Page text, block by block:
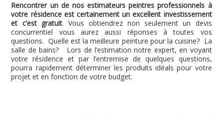
Rencontrer un de nos estimateurs peintres professionnels à
votre résidence est certainement un excellent investissement
et c’est gratuit. Vous obtiendrez non seulement un devis
concurrentiel vous aurez aussi réponses à toutes vos
questions. Quelle est la meilleure peinture pour la cuisine? La
salle de bains? Lors de l’estimation notre expert, en voyant
votre résidence et par l’entremise de quelques questions,
pourra rapidement déterminer les produits idéals pour votre
projet et en fonction de votre budget.